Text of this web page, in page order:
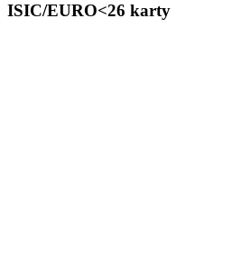
ISIC/EURO<26 karty